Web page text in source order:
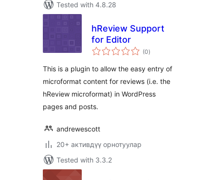
Tested with 4.8.28
hReview Support
for Editor
(0total
ratings
)
This is a plugin to allow the easy entry of
microformat content for reviews (i.e. the
hReview microformat) in WordPress
pages and posts.
andrewescott
20+ активдүү орнотуулар
Tested with 3.3.2